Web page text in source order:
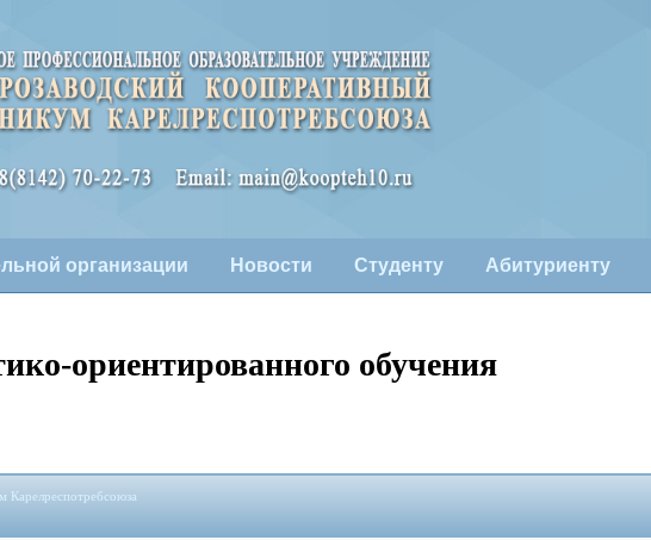
организации Новости Студенту Абитуриенту
ориентированного обучения
Карелреспотребсоюза